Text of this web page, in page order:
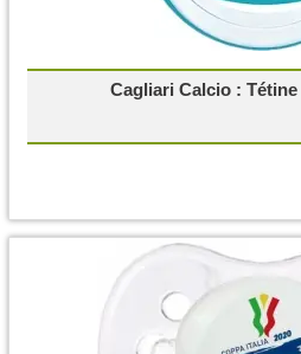
Cagliari Calcio :